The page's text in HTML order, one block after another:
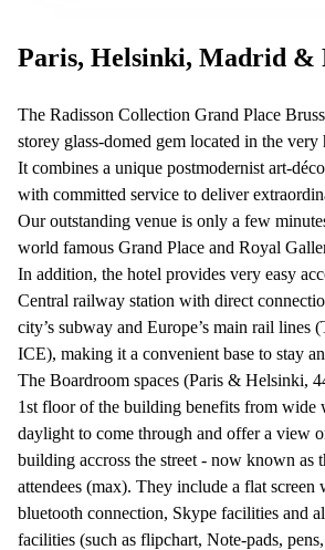
Paris, Helsinki, Madrid &
The Radisson Collection Grand Place
storey glass-domed gem located in the very
It combines a unique postmodernist art-
with committed service to deliver
Our outstanding venue is only a few
world famous Grand Place and Royal
In addition, the hotel provides very easy
Central railway station with direct
city’s subway and Europe’s main rail lines
ICE), making it a convenient base to stay
The Boardroom spaces (Paris & Helsinki,
1st floor of the building benefits from
daylight to come through and offer a view
building accross the street - now known as
attendees (max). They include a flat
bluetooth connection, Skype facilities and
facilities (such as flipchart, Note-pads,